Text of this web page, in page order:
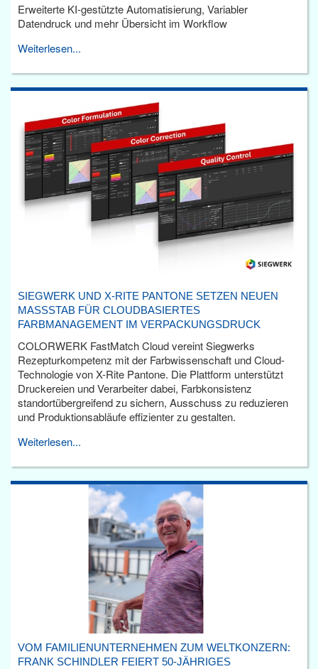
Erweiterte KI-gestützte Automatisierung, Variabler
Datendruck und mehr Übersicht im Workflow
Weiterlesen...
SIEGWERK UND X-RITE PANTONE SETZEN NEUEN
MASSSTAB FÜR CLOUDBASIERTES F
ARBMANAGEMENT IM VERPACKUNGSDRUCK
COLORWERK FastMatch Cloud vereint Siegwerks
Rezepturkompetenz mit der Farbwissenschaft und Cloud-
Technologie von X-Rite Pantone. Die Plattform unterstützt
Druckereien und Verarbeiter dabei, Farbkonsistenz
standortübergreifend zu sichern, Ausschuss zu reduzieren
und Produktionsabläufe effizienter zu gestalten.
Weiterlesen...
VOM FAMILIENUNTERNEHMEN ZUM WELTKONZERN:
FRANK SCHINDLER FEIERT 50-JÄHRIGES